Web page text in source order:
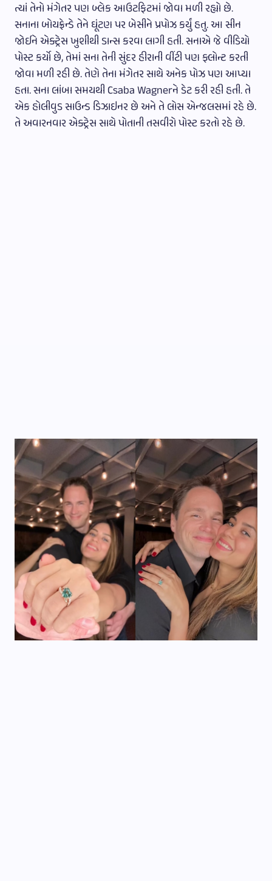
ત્યાં તેનો મંગેતર પણ બ્લેક આઉટફિટમાં જોવા મળી રહ્યો છે.
સનાના બોયફ્રેન્ડે તેને ઘૂંટણ પર બેસીને પ્રપોઝ કર્યું હતુ. આ સીન
જોઈને એક્ટ્રેસ ખુશીથી ડાન્સ કરવા લાગી હતી. સનાએ જે વીડિયો
પોસ્ટ કર્યો છે, તેમાં સના તેની સુંદર હીરાની વીંટી પણ ફ્લોન્ટ કરતી
જોવા મળી રહી છે. તેણે તેના મંગેતર સાથે અનેક પોઝ પણ આપ્યા
હતા. સના લાંબા સમયથી Csaba Wagnerને ડેટ કરી રહી હતી. તે
એક હોલીવુડ સાઉન્ડ ડિઝાઇનર છે અને તે લોસ એન્જલસમાં રહે છે.
તે અવારનવાર એક્ટ્રેસ સાથે પોતાની તસવીરો પોસ્ટ કરતો રહે છે.